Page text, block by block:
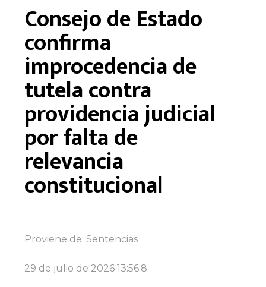
Consejo de Estado
confirma
improcedencia de
tutela contra
providencia judicial
por falta de
relevancia
constitucional
Proviene de: Sentencias
29 de julio de 2026 13:56:8